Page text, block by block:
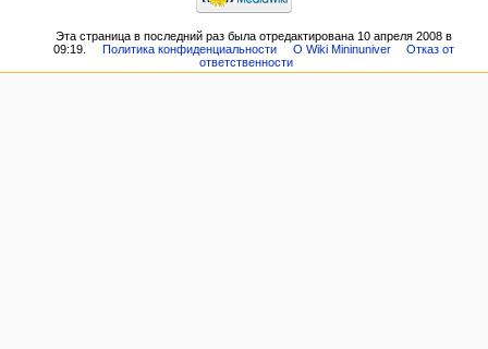
Эта страница в последний раз была отредактирована 10 апреля 2008 в
09:19.
Политика конфиденциальности О Wiki Mininuniver
Отказ от
ответственности